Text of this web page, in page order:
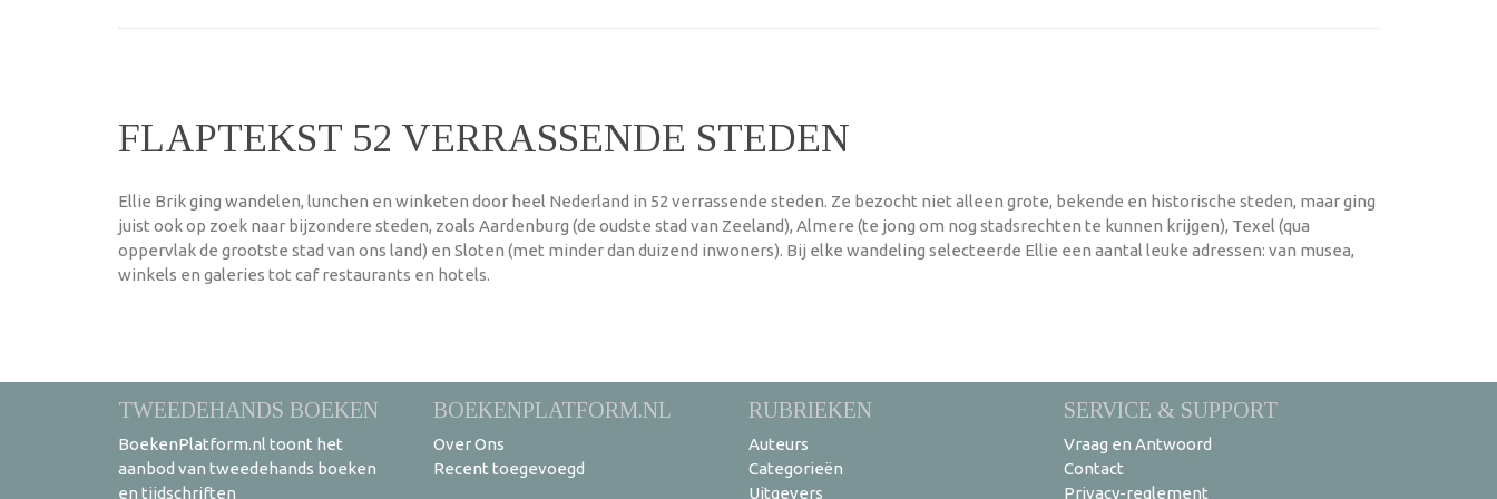
FLAPTEKST 52 VERRASSENDE STEDEN
Ellie Brik ging wandelen, lunchen en winketen door heel Nederland in 52 verrassende steden. Ze bezocht niet alleen grote, bekende en historische steden, maar ging
juist ook op zoek naar bijzondere steden, zoals Aardenburg (de oudste stad van Zeeland), Almere (te jong om nog stadsrechten te kunnen krijgen), Texel (qua
oppervlak de grootste stad van ons land) en Sloten (met minder dan duizend inwoners). Bij elke wandeling selecteerde Ellie een aantal leuke adressen: van musea,
winkels en galeries tot caf restaurants en hotels.
TWEEDEHANDS BOEKEN
BoekenPlatform.nl toont het
aanbod van tweedehands boeken
en tijdschriften
BOEKENPLATFORM.NL
Over Ons
Recent toegevoegd
RUBRIEKEN
Auteurs
Categorieën
Uitgevers
SERVICE & SUPPORT
Vraag en Antwoord
Contact
Privacy-reglement